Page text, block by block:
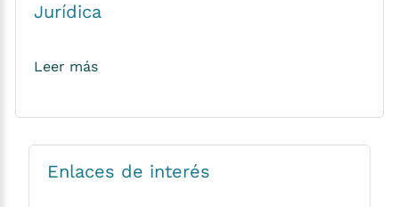
Jurídica
Leer más
Enlaces de interés